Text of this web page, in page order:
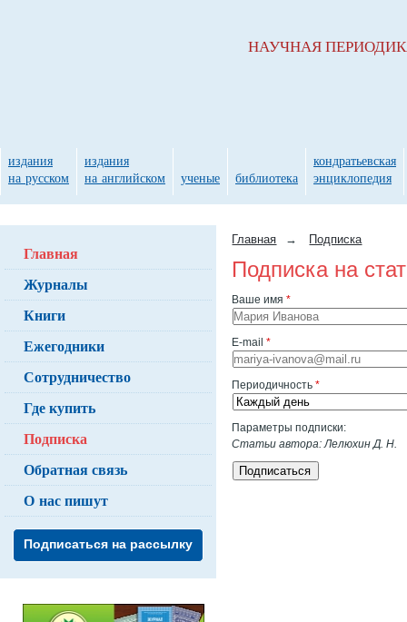
Главная → Подписка
Подписка на
Ваше имя*
E-mail*
Периодичность*
Параметры подписки:
Статьи автора: Лелюхин Д. Н.
Подписаться
Главная
Журналы
Книги
Ежегодники
Сотрудничество
Где купить
Подписка
Обратная связь
О нас пишут
Подписаться на рассылку
НАУЧНАЯ
издания
на русском
издания
на английском
ученые библиотека
кондратьевская
энциклопедия